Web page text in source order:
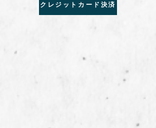
クレジットカード決済